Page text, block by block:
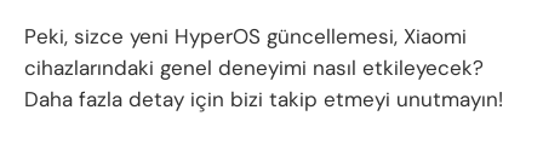
Peki, sizce yeni HyperOS güncellemesi, Xiaomi
cihazlarındaki genel deneyimi nasıl etkileyecek?
Daha fazla detay için bizi takip etmeyi unutmayın!